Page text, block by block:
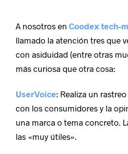
A nosotros enCoodex tech-
llamado la atención tres que
con asiduidad (entre otras
más curiosa que otra cosa:
UserVoice: Realiza un
con los consumidores y la
una marca o tema concreto.
las «muy útiles».